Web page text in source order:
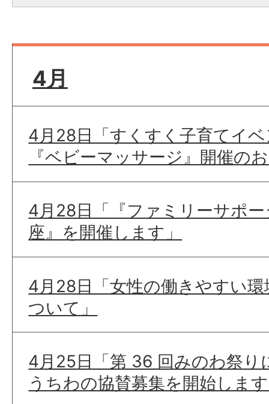
4月
4月28日「すくすく子育てイ
『ベビーマッサージ』開催の
4月28日「『ファミリーサポ
座』を開催します」
4月28日「女性の働きやすい
ついて」
4月25日「第 36 回みのわ祭り
うちわの協賛募集を開始しま